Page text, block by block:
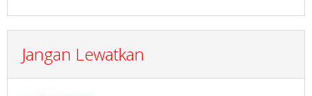
Jangan Lewatkan